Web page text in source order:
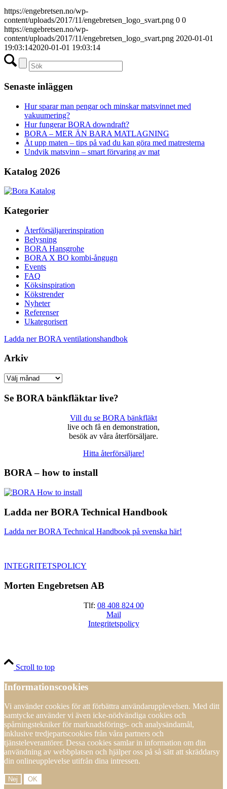
https://engebretsen.no/wp-
content/uploads/2017/11/engebretsen_logo_svart.png 0 0
https://engebretsen.no/wp-
content/uploads/2017/11/engebretsen_logo_svart.png 2020-01-01
19:03:142020-01-01 19:03:14
Senaste inläggen
Hur sparar man pengar och minskar matsvinnet med
vakuumering?
Hur fungerar BORA downdraft?
BORA – MER ÄN BARA MATLAGNING
Ät upp maten – tips på vad du kan göra med matresterna
Undvik matsvinn – smart förvaring av mat
Katalog 2026
Kategorier
Återförsäljarerinspiration
Belysning
BORA Hansgrohe
BORA X BO kombi-ångugn
Events
FAQ
Köksinspiration
Kökstrender
Nyheter
Referenser
Ukategorisert
Ladda ner BORA ventilationshandbok
Arkiv
Arkiv
Se BORA bänkfläktar live?
Vill du se BORA bänkfläkt
live och få en demonstration,
besök av våra återförsäljare.
Hitta återförsäljare!
BORA – how to install
Ladda ner BORA Technical Handbook
Ladda ner BORA Technical Handbook på svenska här!
INTEGRITETSPOLICY
Morten Engebretsen AB
Tlf: 08 408 824 00
Mail
Integritetspolicy
Scroll to top
Informationscookies
Vi använder cookies för att förbättra användarupplevelsen. Med ditt
samtycke använder vi även icke-nödvändiga cookies och
spårningstekniker för marknadsförings- och analysändamål,
inklusive tredjepartscookies från våra partners och
tjänsteleverantörer. Dessa cookies samlar in information om din
användning av webbplatsen och hjälper oss på så sätt att skräddarsy
din onlineupplevelse utifrån dina intressen.
Nej OK